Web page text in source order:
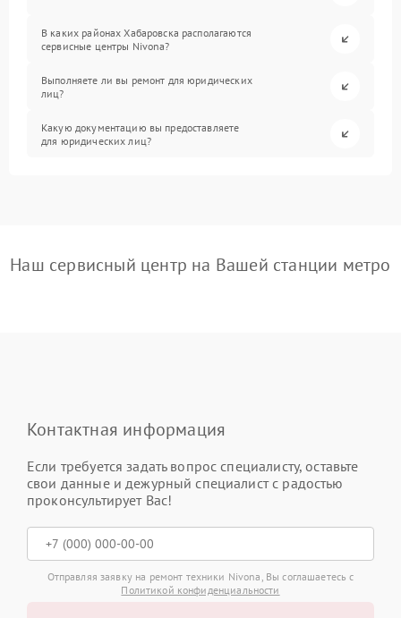
В каких районах Хабаровска располагаются
сервисные центры Nivona?
Выполняете ли вы ремонт для юридических
лиц?
Какую документацию вы предоставляете
для юридических лиц?
Наш сервисный центр на Вашей станции метро
Контактная информация
Если требуется задать вопрос специалисту, оставьте
свои данные и дежурный специалист с радостью
проконсультирует Вас!
Отправляя заявку на ремонт техники Nivona, Вы соглашаетесь с
Политикой конфиденциальности